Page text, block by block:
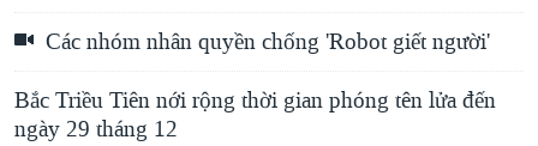
Các nhóm nhân quyền chống 'Robot giết người'
Bắc Triều Tiên nới rộng thời gian phóng tên lửa đến
ngày 29 tháng 12